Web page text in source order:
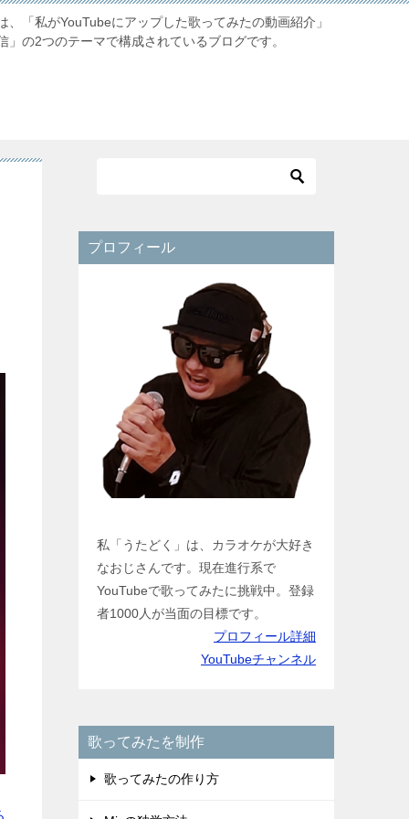
「私がYouTubeにアップした歌ってみたの動画紹介」
の2つのテーマで構成されているブログです。
プロフィール
私「うたどく」は、カラオケが大好き
なおじさんです。現在進行系で
YouTubeで歌ってみたに挑戦中。登録
者1000人が当面の目標です。
プロフィール詳細
YouTubeチャンネル
歌ってみたを制作
歌ってみたの作り方